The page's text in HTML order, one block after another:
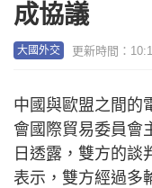
成協議
大國外交 更新時間：
中國與歐盟之間的
會國際貿易委員會
日透露，雙方的談
表示，雙方經過多